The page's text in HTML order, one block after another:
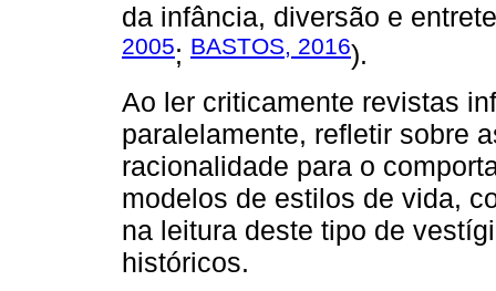
da infância, diversão e
2005; BASTOS, 2016).
Ao ler criticamente revistas
paralelamente, refletir sobre
racionalidade para o
modelos de estilos de vida,
na leitura deste tipo de
históricos.